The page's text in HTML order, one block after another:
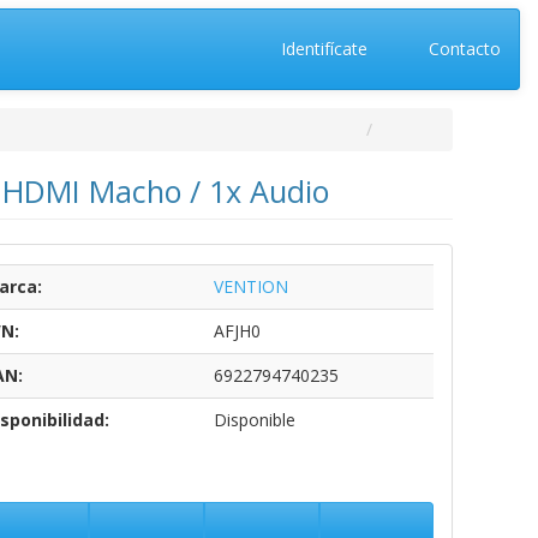
Identifícate Contacto
Macho / 1x Audio
VENTION
AFJH0
6922794740235
Disponible